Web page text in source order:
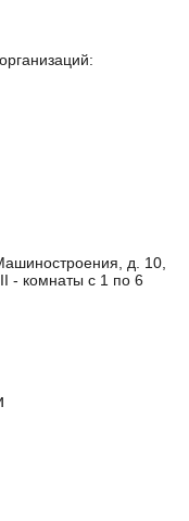
д. 10,
- комнаты с 1 по 6